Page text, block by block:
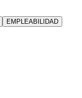
EMPLEABILIDAD